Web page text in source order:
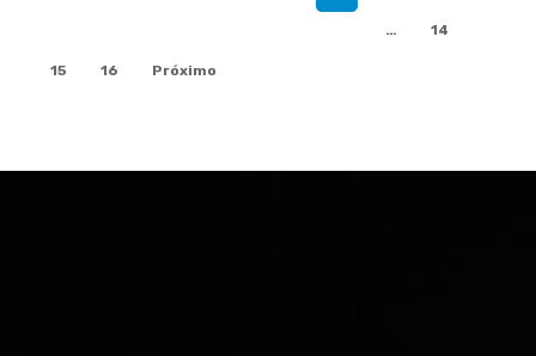
… 14
15 16 Próximo